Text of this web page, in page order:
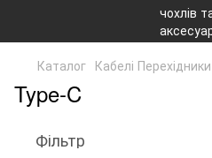
Каталог Кабелі Перехідники
Type-C
Фільтр